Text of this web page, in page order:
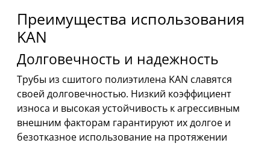
Преимущества использования
KAN
Долговечность и надежность
Трубы из сшитого полиэтилена KAN славятся
своей долговечностью. Низкий коэффициент
износа и высокая устойчивость к агрессивным
внешним факторам гарантируют их долгое и
безотказное использование на протяжении